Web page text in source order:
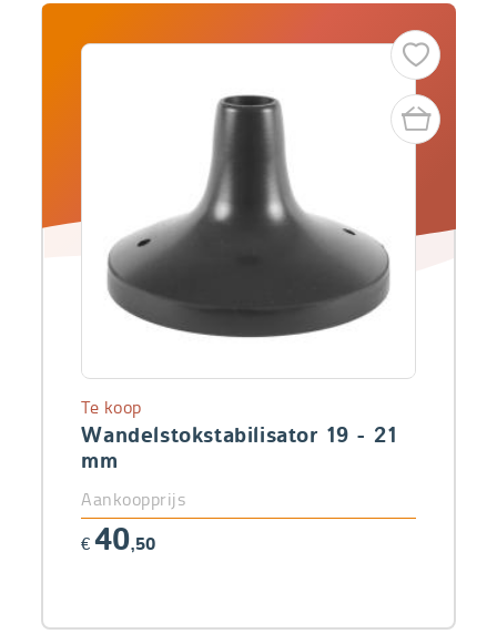
Wandelstokstabilisator 19 - 21
mm
Te koop
Aankoopprijs
€ 40,50